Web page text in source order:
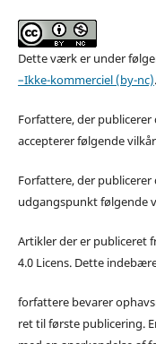
Dette værk er under
–Ikke-kommerciel (by-nc).
Forfattere, der
accepterer følgende
Forfattere, der
udgangspunkt følgende
Artikler der er publiceret
4.0 Licens. Dette
forfattere bevarer
ret til første publicering.